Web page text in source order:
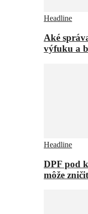
Headline
Aké
výfuku a
Headline
DPF pod
môže